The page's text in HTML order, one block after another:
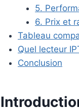
5.
6. Prix et
Tableau
Quel lecteur
Conclusion